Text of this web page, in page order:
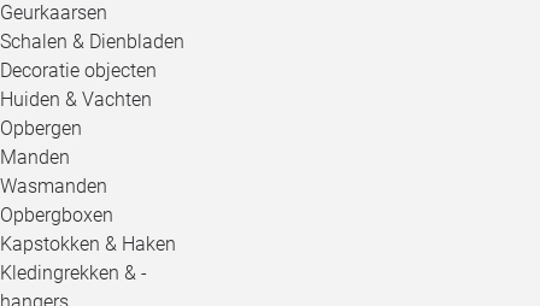
Geurkaarsen
Schalen & Dienbladen
Decoratie objecten
Huiden & Vachten
Opbergen
Manden
Wasmanden
Opbergboxen
Kapstokken & Haken
Kledingrekken & -